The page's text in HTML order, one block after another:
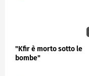
"Kfir è morto sotto le
bombe"